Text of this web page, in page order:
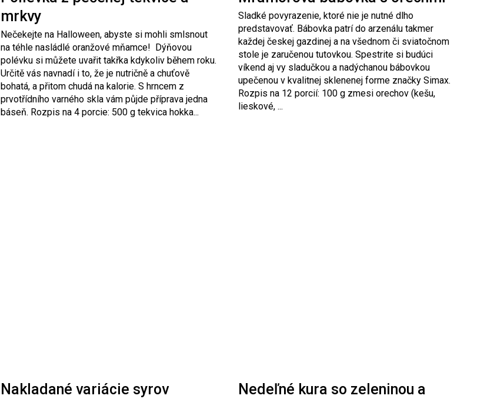
mrkvy
Nečekejte na Halloween, abyste si mohli smlsnout
na téhle nasládlé oranžové mňamce! Dýňovou
polévku si můžete uvařit takřka kdykoliv během roku.
Určitě vás navnadí i to, že je nutričně a chuťově
bohatá, a přitom chudá na kalorie. S hrncem z
prvotřídního varného skla vám půjde příprava jedna
báseň. Rozpis na 4 porcie: 500 g tekvica hokka...
Sladké povyrazenie, ktoré nie je nutné dlho
predstavovať. Bábovka patrí do arzenálu takmer
každej českej gazdinej a na všednom či sviatočnom
stole je zaručenou tutovkou. Spestrite si budúci
víkend aj vy sladučkou a nadýchanou bábovkou
upečenou v kvalitnej sklenenej forme značky Simax.
Rozpis na 12 porcií: 100 g zmesi orechov (kešu,
lieskové, ...
Nakladané variácie syrov
Nedeľné kura so zeleninou a